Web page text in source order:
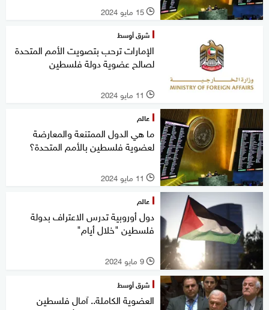
l 15 مايو 2024
شرق أوسط
الإمارات ترحب بتصويت الأمم المتحدة
لصالح عضوية دولة فلسطين
l 11 مايو 2024
عالم
ما هي الدول الممتنعة والمعارضة
لعضوية فلسطين بالأمم المتحدة؟
l 11 مايو 2024
عالم
دول أوروبية تدرس الاعتراف بدولة
فلسطين "خلال أيام"
l 9 مايو 2024
شرق أوسط
العضوية الكاملة.. آمال فلسطين